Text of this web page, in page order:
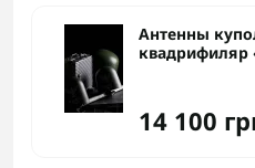
Антенны
квадрифиляр
14 100